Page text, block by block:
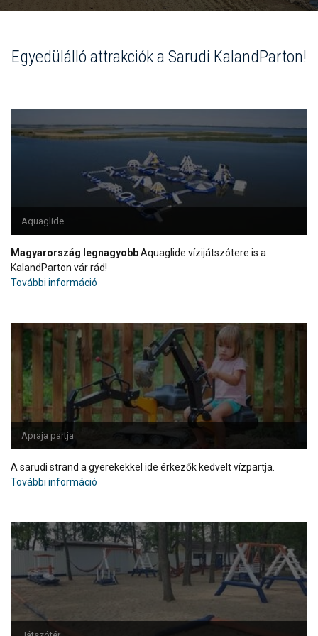
Egyedülálló attrakciók a Sarudi KalandParton!
Aquaglide
Magyarország legnagyobbAquaglide vízijátszótere is a
KalandParton vár rád!
További információ
Apraja partja
A sarudi strand a gyerekekkel ide érkezők kedvelt vízpartja.
További információ